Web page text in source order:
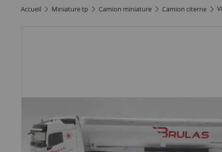
accueil miniature tp camion miniature camion citerne